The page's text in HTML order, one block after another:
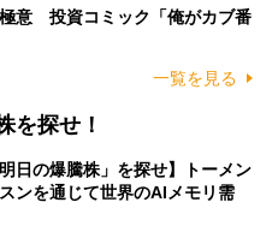
意 投資コミック「俺がカブ番
一覧を見る
を探せ！
日の爆騰株」を探せ】トーメン
ンを通じて世界のAIメモリ需